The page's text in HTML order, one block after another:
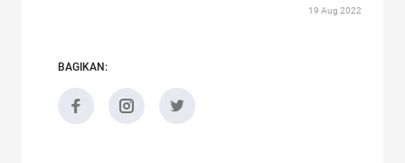
19 Aug 2022
BAGIKAN: